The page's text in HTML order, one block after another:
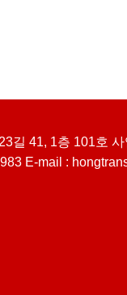
길 41, 1층 101호
E-mail :